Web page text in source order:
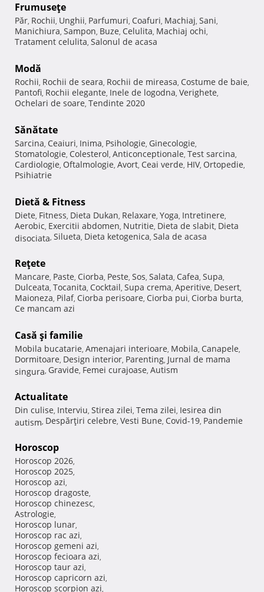
Frumuseţe
Păr, Rochii, Unghii, Parfumuri, Coafuri, Machiaj, Sani,
Manichiura, Sampon, Buze, Celulita, Machiaj ochi,
Tratament celulita, Salonul de acasa
Modă
Rochii, Rochii de seara, Rochii de mireasa, Costume de baie,
Pantofi, Rochii elegante, Inele de logodna, Verighete,
Ochelari de soare, Tendinte 2020
Sănătate
Sarcina, Ceaiuri, Inima, Psihologie, Ginecologie,
Stomatologie, Colesterol, Anticonceptionale, Test sarcina,
Cardiologie, Oftalmologie, Avort, Ceai verde, HIV, Ortopedie,
Psihiatrie
Dietă & Fitness
Diete, Fitness, Dieta Dukan, Relaxare, Yoga, Intretinere,
Aerobic, Exercitii abdomen, Nutritie, Dieta de slabit, Dieta
disociata, Silueta, Dieta ketogenica, Sala de acasa
Reţete
Mancare, Paste, Ciorba, Peste, Sos, Salata, Cafea, Supa,
Dulceata, Tocanita, Cocktail, Supa crema, Aperitive, Desert,
Maioneza, Pilaf, Ciorba perisoare, Ciorba pui, Ciorba burta,
Ce mancam azi
Casă şi familie
Mobila bucatarie, Amenajari interioare, Mobila, Canapele,
Dormitoare, Design interior, Parenting, Jurnal de mama
singura, Gravide, Femei curajoase, Autism
Actualitate
Din culise, Interviu, Stirea zilei, Tema zilei, Iesirea din
autism, Despărţiri celebre, Vesti Bune, Covid-19, Pandemie
Horoscop
Horoscop 2026,
Horoscop 2025,
Horoscop azi,
Horoscop dragoste,
Horoscop chinezesc,
Astrologie,
Horoscop lunar,
Horoscop rac azi,
Horoscop gemeni azi,
Horoscop fecioara azi,
Horoscop taur azi,
Horoscop capricorn azi,
Horoscop scorpion azi,